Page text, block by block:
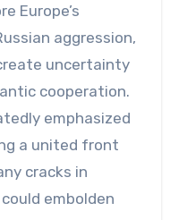
Europe’s
aggression,
uncertainty
cooperation.
emphasized
a united front
cracks in
embolden